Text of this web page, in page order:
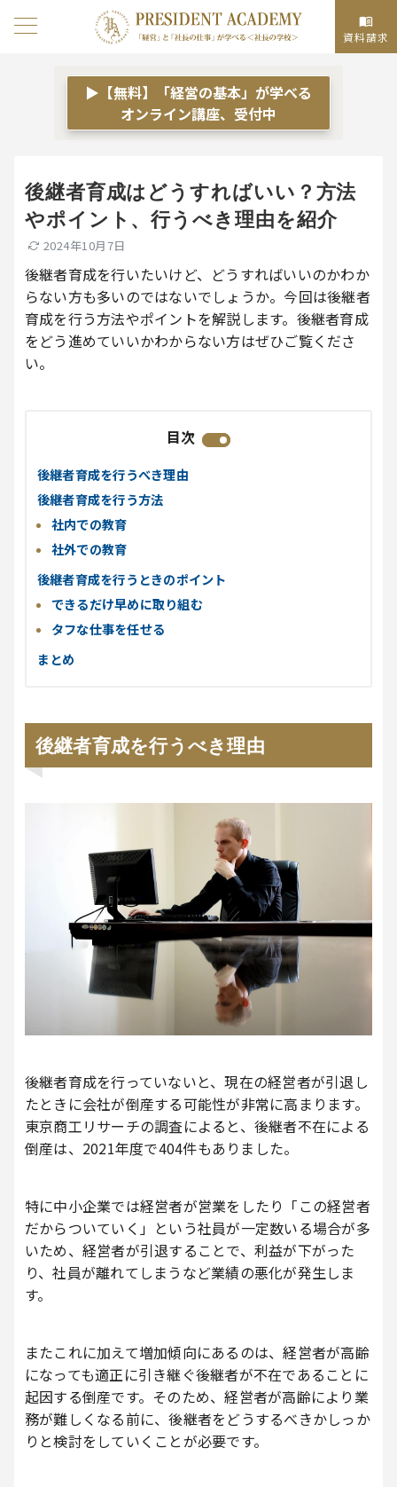
資料請求
▶【無料】「経営の基本」が学べる
オンライン講座、受付中
後継者育成はどうすればいい？方法
やポイント、行うべき理由を紹介
2024年10月7日
後継者育成を行いたいけど、どうすればいいのかわか
らない方も多いのではないでしょうか。今回は後継者
育成を行う方法やポイントを解説します。後継者育成
をどう進めていいかわからない方はぜひご覧くださ
い。
目次
後継者育成を行うべき理由
後継者育成を行う方法
社内での教育
社外での教育
後継者育成を行うときのポイント
できるだけ早めに取り組む
タフな仕事を任せる
まとめ
後継者育成を行うべき理由
後継者育成を行っていないと、現在の経営者が引退し
たときに会社が倒産する可能性が非常に高まります。
東京商工リサーチの調査によると、後継者不在による
倒産は、2021年度で404件もありました。
特に中小企業では経営者が営業をしたり「この経営者
だからついていく」という社員が一定数いる場合が多
いため、経営者が引退することで、利益が下がった
り、社員が離れてしまうなど業績の悪化が発生しま
す。
またこれに加えて増加傾向にあるのは、経営者が高齢
になっても適正に引き継ぐ後継者が不在であることに
起因する倒産です。そのため、経営者が高齢により業
務が難しくなる前に、後継者をどうするべきかしっか
りと検討をしていくことが必要です。